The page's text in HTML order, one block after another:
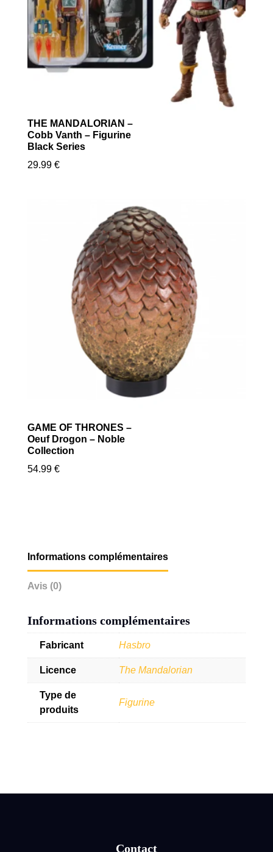
THE MANDALORIAN –
Cobb Vanth – Figurine
Black Series
29.99 €
GAME OF THRONES –
Oeuf Drogon – Noble
Collection
54.99 €
Informations complémentaires
Avis (0)
Informations complémentaires
Fabricant Hasbro
Licence The Mandalorian
Type de
produits
Figurine
Contact